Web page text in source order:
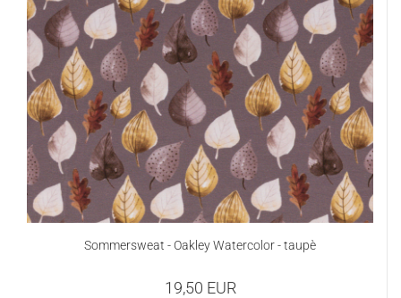
Sommersweat - Oakley Watercolor - taupè
19,50 EUR